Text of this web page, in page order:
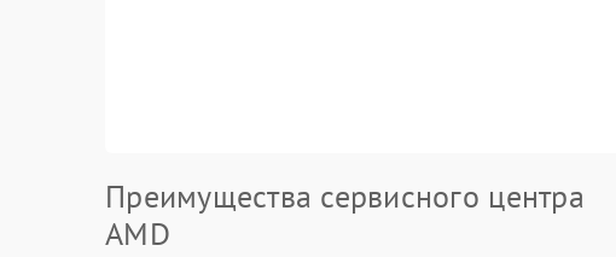
Преимущества сервисного центра
AMD